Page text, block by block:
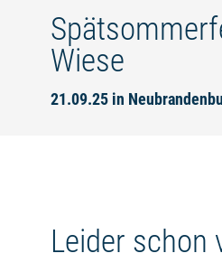
Wiese
21.09.25 in
Leider schon